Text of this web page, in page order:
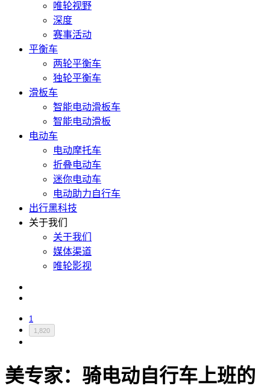
唯轮视野
深度
赛事活动
平衡车
两轮平衡车
独轮平衡车
滑板车
智能电动滑板车
智能电动滑板
电动车
电动摩托车
折叠电动车
迷你电动车
电动助力自行车
出行黑科技
关于我们
关于我们
媒体渠道
唯轮影视
1
1,820
美专家：骑电动自行车上班的